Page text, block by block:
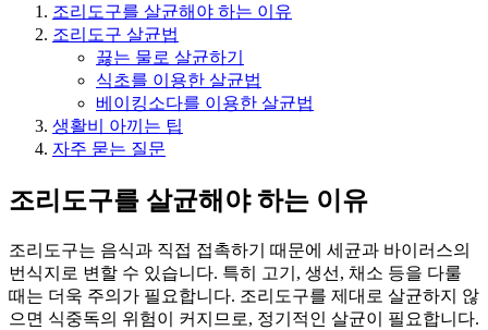
조리도구를 살균해야 하는 이유
조리도구 살균법
끓는 물로 살균하기
식초를 이용한 살균법
베이킹소다를 이용한 살균법
생활비 아끼는 팁
자주 묻는 질문
조리도구를 살균해야 하는 이유
조리도구는 음식과 직접 접촉하기 때문에 세균과 바이러스의
번식지로 변할 수 있습니다. 특히 고기, 생선, 채소 등을 다룰
때는 더욱 주의가 필요합니다. 조리도구를 제대로 살균하지 않
으면 식중독의 위험이 커지므로, 정기적인 살균이 필요합니다.